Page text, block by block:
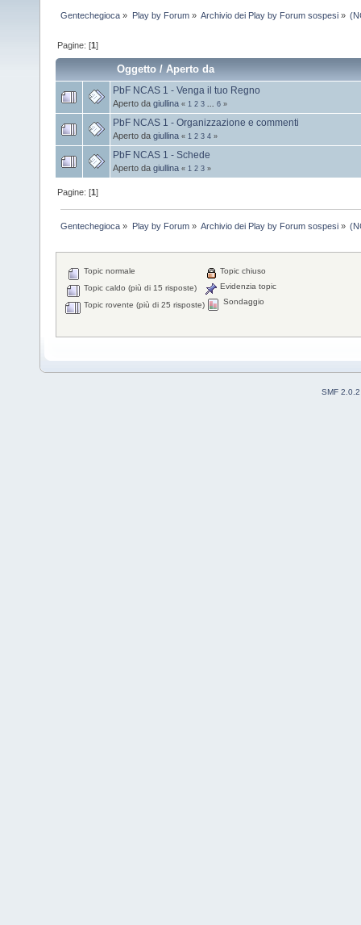
Gentechegioca » Play by Forum» Archivio dei Play by Forum sospesi»
Pagine: [1]
Oggetto /Aperto da
PbF NCAS 1 - Venga il tuo Regno
Aperto da giullina « 1 2 3 6 »
PbF NCAS 1 - Organizzazione e commenti
Aperto da giullina « 1 2 3 4 »
PbF NCAS 1 - Schede
Aperto da giullina « 1 2 3 »
Pagine: [1]
Gentechegioca » Play by Forum» Archivio dei Play by Forum sospesi»
Topic normale
Topic caldo (più di 15 risposte)
Topic rovente (più di 25 risposte)
Topic chiuso
Evidenzia topic
Sondaggio
SMF 2.0.2